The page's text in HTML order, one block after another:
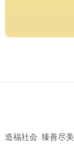
造福社会 臻善尽美